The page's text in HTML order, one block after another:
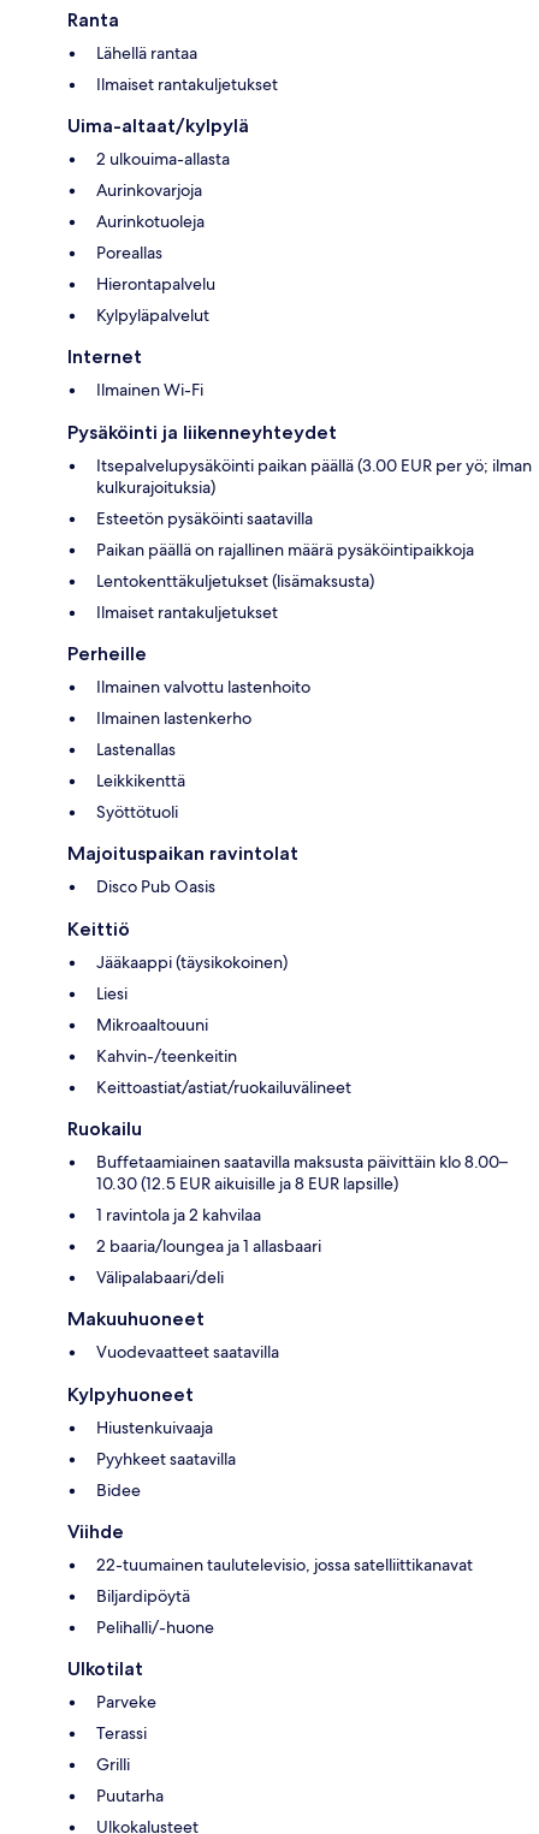
Ranta
Lähellä rantaa
Ilmaiset rantakuljetukset
Uima-altaat/kylpylä
2 ulkouima-allasta
Aurinkovarjoja
Aurinkotuoleja
Poreallas
Hierontapalvelu
Kylpyläpalvelut
Internet
Ilmainen Wi-Fi
Pysäköinti ja liikenneyhteydet
Itsepalvelupysäköinti paikan päällä (3.00 EUR per yö; ilman
kulkurajoituksia)
Esteetön pysäköinti saatavilla
Paikan päällä on rajallinen määrä pysäköintipaikkoja
Lentokenttäkuljetukset (lisämaksusta)
Ilmaiset rantakuljetukset
Perheille
Ilmainen valvottu lastenhoito
Ilmainen lastenkerho
Lastenallas
Leikkikenttä
Syöttötuoli
Majoituspaikan ravintolat
Disco Pub Oasis
Keittiö
Jääkaappi (täysikokoinen)
Liesi
Mikroaaltouuni
Kahvin-/teenkeitin
Keittoastiat/astiat/ruokailuvälineet
Ruokailu
Buffetaamiainen saatavilla maksusta päivittäin klo 8.00–
10.30 (12.5 EUR aikuisille ja 8 EUR lapsille)
1 ravintola ja 2 kahvilaa
2 baaria/loungea ja 1 allasbaari
Välipalabaari/deli
Makuuhuoneet
Vuodevaatteet saatavilla
Kylpyhuoneet
Hiustenkuivaaja
Pyyhkeet saatavilla
Bidee
Viihde
22-tuumainen taulutelevisio, jossa satelliittikanavat
Biljardipöytä
Pelihalli/-huone
Ulkotilat
Parveke
Terassi
Grilli
Puutarha
Ulkokalusteet